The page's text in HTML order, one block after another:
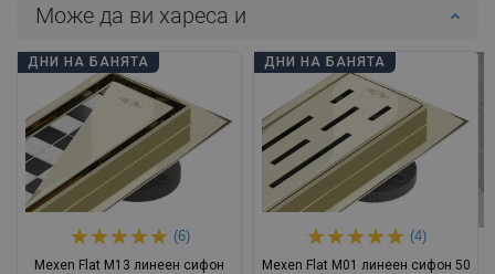
Може да ви хареса и
ДНИ НА БАНЯТА
(6)
Mexen Flat M13 линеен сифон
ДНИ НА БАНЯТА
(4)
Mexen Flat M01 линеен сифон 50